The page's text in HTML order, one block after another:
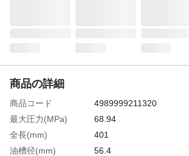
商品の詳細
商品コード
4989999211320
最大圧力(MPa)
68.94
全長(mm)
401
油槽径(mm)
56.4